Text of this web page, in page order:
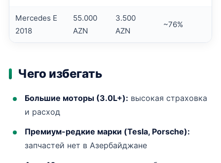
Mercedes E
2018
55.000
AZN
3.500
AZN
~76%
Чего избегать
Большие моторы (3.0L+): высокая страховка
и расход
Премиум-редкие марки (Tesla, Porsche):
запчастей нет в Азербайджане